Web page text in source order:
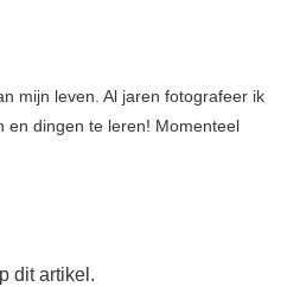
mijn leven. Al jaren fotografeer ik
en dingen te leren! Momenteel
dit artikel.